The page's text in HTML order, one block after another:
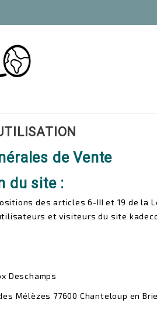
de Vente
du site :
des articles 6-III et 19 de la
et visiteurs du site
Deschamps
Mélèzes 77600 Chanteloup en Brie